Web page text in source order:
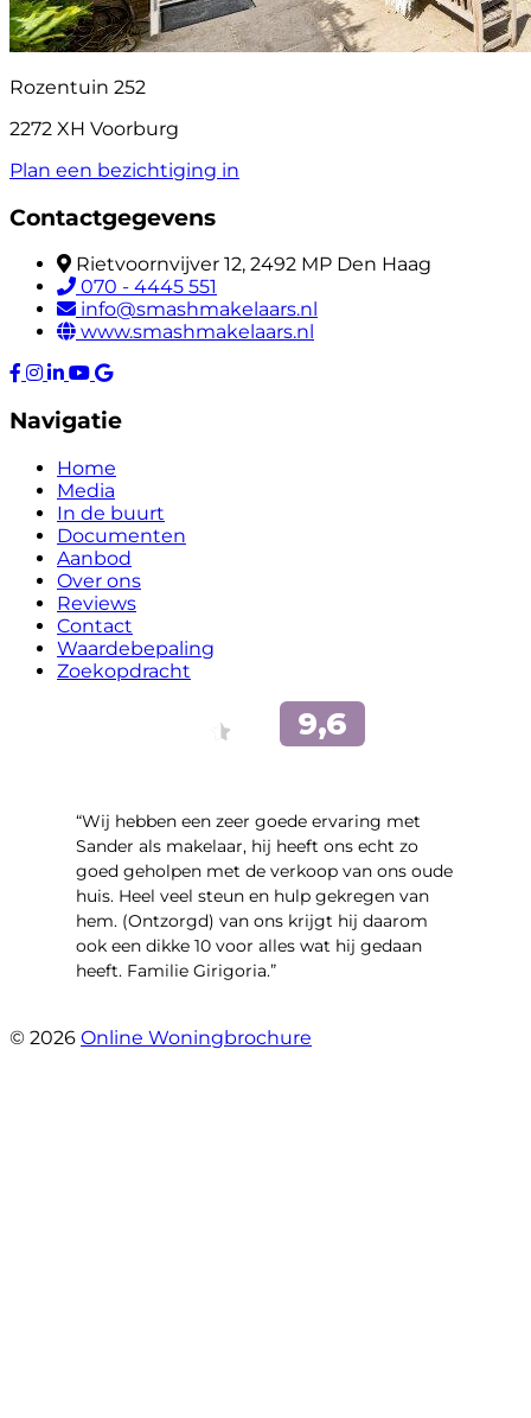
Rozentuin 252
2272 XH Voorburg
Plan een bezichtiging in
Contactgegevens
Rietvoornvijver 12, 2492 MP Den Haag
070 - 4445 551
info@smashmakelaars.nl
www.smashmakelaars.nl
Navigatie
Home
Media
In de buurt
Documenten
Aanbod
Over ons
Reviews
Contact
Waardebepaling
Zoekopdracht
“Wij hebben een zeer goede ervaring met
Sander als makelaar, hij heeft ons echt zo
goed geholpen met de verkoop van ons oude
huis. Heel veel steun en hulp gekregen van
hem. (Ontzorgd) van ons krijgt hij daarom
ook een dikke 10 voor alles wat hij gedaan
heeft. Familie Girigoria.”
© 2026 Online Woningbrochure